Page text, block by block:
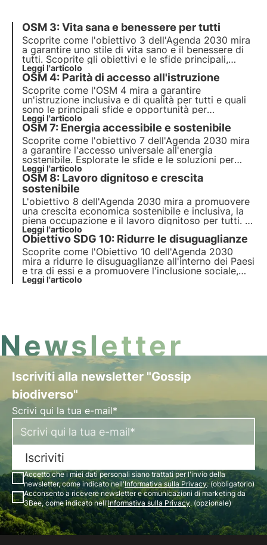
OSM 3: Vita sana e benessere per tutti
Scoprite come l'obiettivo 3 dell'Agenda 2030 mira
a garantire uno stile di vita sano e il benessere di
tutti. Scoprite gli obiettivi e le sfide principali,
come la Francia sta facendo progressi per
raggiungerli e come le imprese possono
contribuire a questo obiettivo.
Leggi l'articolo
OSM 4: Parità di accesso all'istruzione
Scoprite come l'OSM 4 mira a garantire
un'istruzione inclusiva e di qualità per tutti e quali
sono le principali sfide e opportunità per
raggiungere questo obiettivo. Scopri anche come
3Bee promuove l'educazione ambientale e la
formazione continua degli adulti.
Leggi l'articolo
OSM 7: Energia accessibile e sostenibile
Scoprite come l'obiettivo 7 dell'Agenda 2030 mira
a garantire l'accesso universale all'energia
sostenibile. Esplorate le sfide e le soluzioni per
promuovere le energie rinnovabili e l'efficienza
energetica, il ruolo delle imprese e i progetti
innovativi in questo campo.
Leggi l'articolo
OSM 8: Lavoro dignitoso e crescita
sostenibile
L'obiettivo 8 dell'Agenda 2030 mira a promuovere
una crescita economica sostenibile e inclusiva, la
piena occupazione e il lavoro dignitoso per tutti. In
questo articolo esploriamo gli obiettivi e le sfide
dell'obiettivo 8, nonché alcune iniziative sociali
volte a promuovere l'occupazione dignitosa.
Leggi l'articolo
Obiettivo SDG 10: Ridurre le disuguaglianze
Scoprite come l'Obiettivo 10 dell'Agenda 2030
mira a ridurre le disuguaglianze all'interno dei Paesi
e tra di essi e a promuovere l'inclusione sociale,
economica e politica. Esplorare le principali cause
Leggi l'articolo
Newsletter
Iscriviti alla newsletter "Gossip
biodiverso"
Scrivi qui la tua e-mail*
Iscriviti
Accetto che i miei dati personali siano trattati per l'invio della
newsletter, come indicato nell'Informativa sulla Privacy. (obbligatorio)
Acconsento a ricevere newsletter e comunicazioni di marketing da
3Bee, come indicato nell'Informativa sulla Privacy. (opzionale)